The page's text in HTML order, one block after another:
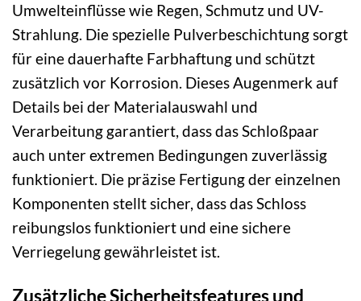
Umwelteinflüsse wie Regen, Schmutz und UV-
Strahlung. Die spezielle Pulverbeschichtung sorgt
für eine dauerhafte Farbhaftung und schützt
zusätzlich vor Korrosion. Dieses Augenmerk auf
Details bei der Materialauswahl und
Verarbeitung garantiert, dass das Schloßpaar
auch unter extremen Bedingungen zuverlässig
funktioniert. Die präzise Fertigung der einzelnen
Komponenten stellt sicher, dass das Schloss
reibungslos funktioniert und eine sichere
Verriegelung gewährleistet ist.
Zusätzliche Sicherheitsfeatures und